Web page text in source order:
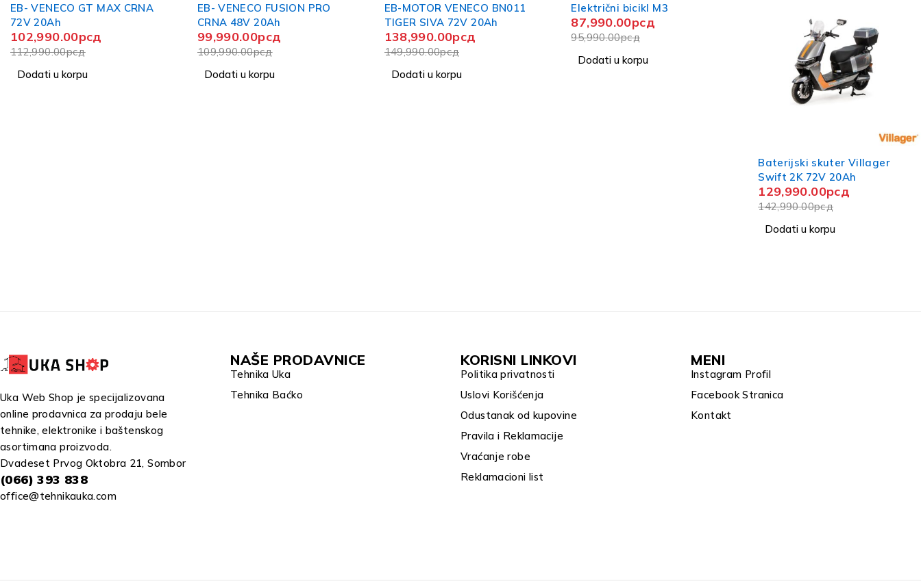
EB- VENECO FUSION PRO
CRNA 48V 20Ah
109,990.00рсд
99,990.00рсд
Dodati u korpu
EB-MOTOR VENECO BN011
TIGER SIVA 72V 20Ah
149,990.00рсд
138,990.00рсд
Dodati u korpu
Električni bicikl M3
95,990.00рсд
87,990.00 рсд
Dodati u korpu
CLASSICO CRNA 72V 20Ah
143,990.00рсд
132,990.00рсд
Dodati u korpu
Uka Web Shop je specijalizovana
online prodavnica za prodaju bele
tehnike, elektronike i baštenskog
asortimana proizvoda.
Dvadeset Prvog Oktobra 21, Sombor
(066) 393 838
office@tehnikauka.com
NAŠE PRODAVNICE
Tehnika Uka
Tehnika Baćko
KORISNI LINKOVI
Politika privatnosti
Uslovi Korišćenja
Odustanak od kupovine
Pravila i Reklamacije
Vraćanje robe
Reklamacioni list
MENI
Instagram Profil
Facebook Stranica
Kontakt